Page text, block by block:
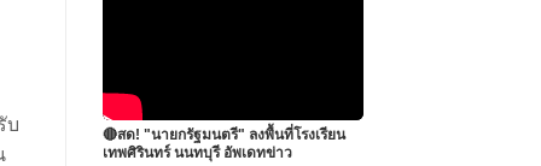
บ
🔴สด! "นายกรัฐมนตรี" ลงพื้นที่โรงเรียน
เทพศิรินทร์ นนทบุรี อัพเดทข่าว